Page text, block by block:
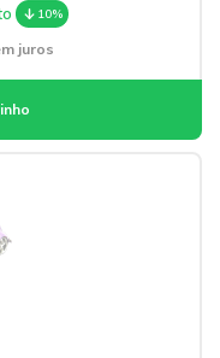
10%
juros